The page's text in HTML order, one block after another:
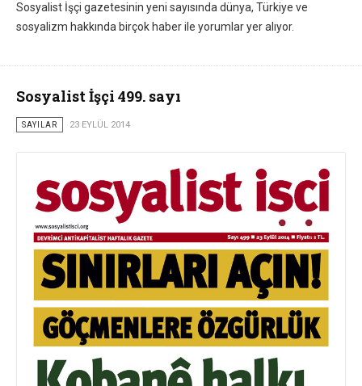
Sosyalist İşçi gazetesinin yeni sayısında dünya, Türkiye ve
sosyalizm hakkında birçok haber ile yorumlar yer alıyor.
Sosyalist İşçi 499. sayı
SAYILAR 23 EYLÜL 2014